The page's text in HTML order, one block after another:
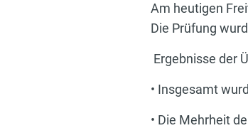
Am heutigen
Die Prüfung
Ergebnisse der
• Insgesamt
• Die Mehrheit